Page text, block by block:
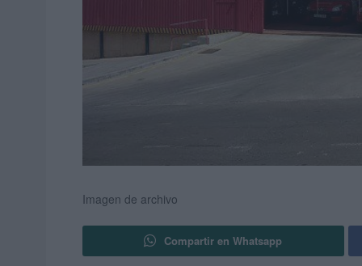
Imagen de archivo
Compartir en Whatsapp